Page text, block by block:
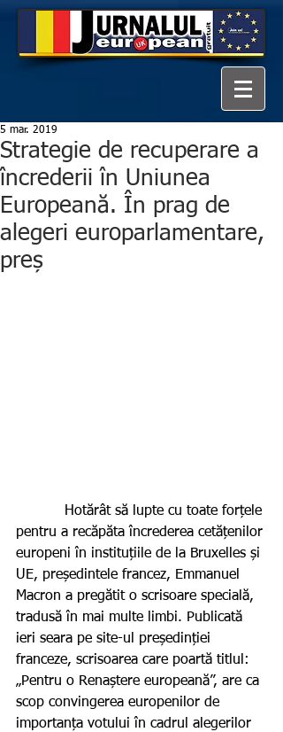
Strategie de recuperare a
încrederii în Uniunea
Europeană. În prag de
alegeri europarlamentare,
preș
5 mar. 2019
pentru a recăpăta încrederea cetățenilor
europeni în instituțiile de la Bruxelles și
UE, președintele francez, Emmanuel
Macron a pregătit o scrisoare specială,
tradusă în mai multe limbi. Publicată
ieri seara pe site-ul președinției
franceze, scrisoarea care poartă titlul:
„Pentru o Renaștere europeană”, are ca
scop convingerea europenilor de
importanța votului în cadrul alegerilor